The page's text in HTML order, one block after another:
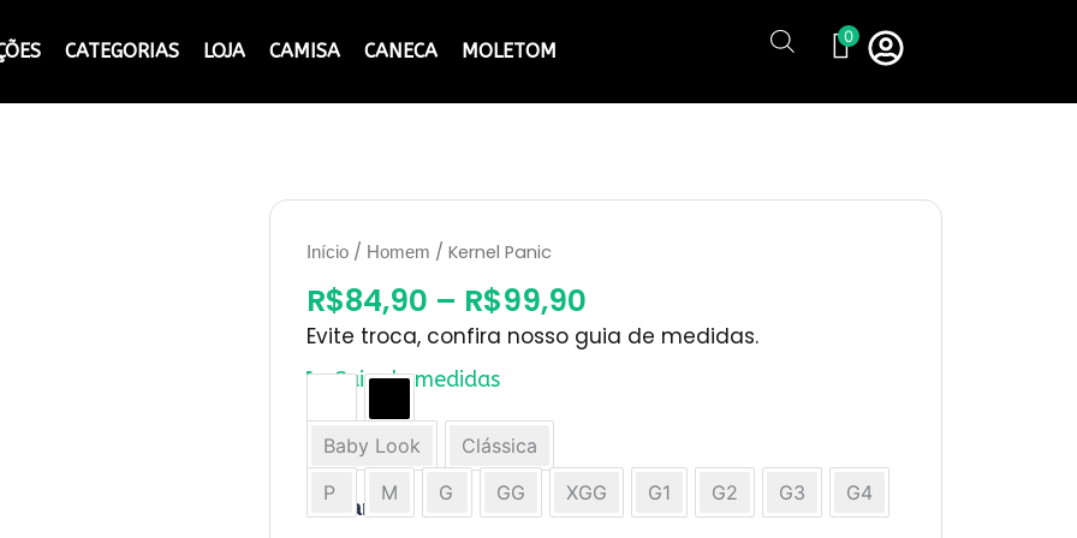
CATEGORIAS LOJA CAMISA CANECA MOLETOM
0
Início/ Homem / Kernel Panic
R$84,90 – R$99,90
Evite troca, confira nosso guia de medidas.
Guia de medidas
Modelo
Baby Look Clássica
Tamanho
P M G GG XGG G1 G2 G3 G4
quantidade